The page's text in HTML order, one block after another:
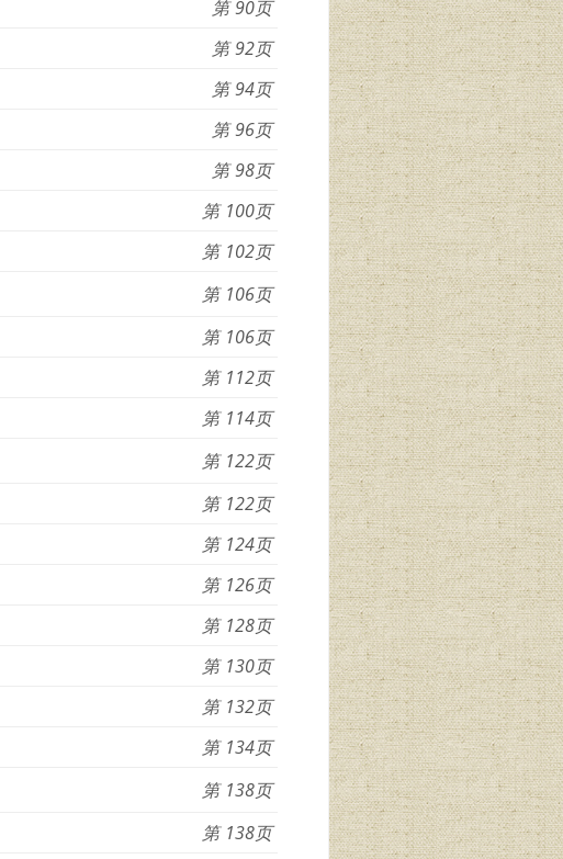
90
92
94
96
98
100
102
106
106
112
114
122
122
124
126
128
130
132
134
138
138